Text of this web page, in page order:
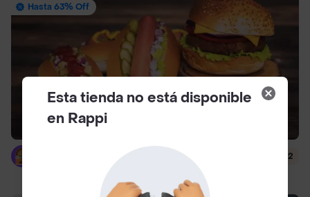
Hasta 63% Off
Burger Dogss Cra. 107
$ 13.900
2.2
Esta tienda no está disponible
en Rappi